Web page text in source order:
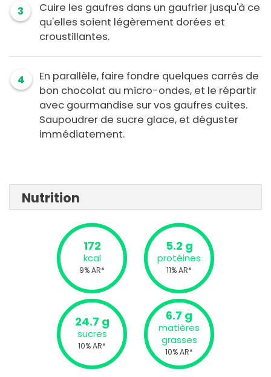
3
Cuire les gaufres dans un gaufrier jusqu'à ce
qu'elles soient légèrement dorées et
croustillantes.
4
En parallèle, faire fondre quelques carrés de
bon chocolat au micro-ondes, et le répartir
avec gourmandise sur vos gaufres cuites.
Saupoudrer de sucre glace, et déguster
immédiatement.
Nutrition
172
kcal
9% AR*
5.2 g
protéines
11% AR*
24.7 g
sucres
10% AR*
6.7 g
matières
grasses
10% AR*